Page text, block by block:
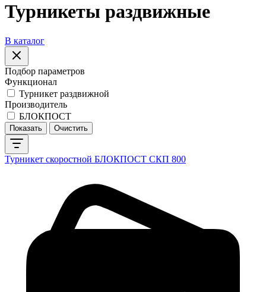
Турникеты раздвижные
В каталог
Подбор параметров
Функционал
Турникет раздвижной
Производитель
БЛОКПОСТ
Турникет скоростной БЛОКПОСТ СКП 800